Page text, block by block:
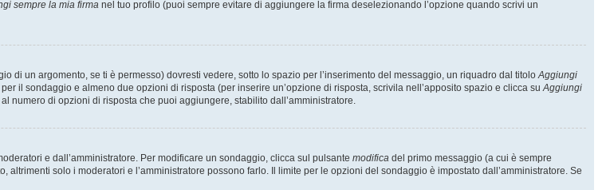
sempre la mia firma nel tuo profilo (puoi sempre evitare di aggiungere la firma deselezionando l’opzione quando scrivi un
un argomento, se ti è permesso) dovresti vedere, sotto lo spazio per l’inserimento del messaggio, un riquadro dal titoloAggiungi
il sondaggio e almeno due opzioni di risposta (per inserire un’opzione di risposta, scrivila nell’apposito spazio e clicca suAggiungi
numero di opzioni di risposta che puoi aggiungere, stabilito dall’amministratore.
e dall’amministratore. Per modificare un sondaggio, clicca sul pulsante modifica del primo messaggio (a cui è sempre
solo i moderatori e l’amministratore possono farlo. Il limite per le opzioni del sondaggio è impostato dall’amministratore. Se